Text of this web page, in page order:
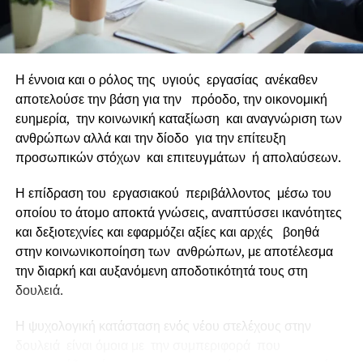
άτομα, τα οποία την κατέχουν και την μεταδίδουν.
Διασφάλιση γνώσης για την επιχείρηση σημαίνει πηγή
πλούτου και δύναμης, σημαίνει καλύτερη επικοινωνία,
Διαχείριση γνώσης σημαίνει συγκέντρωση πνευματικών
παγίων γνώσης και μεθόδων επικοινωνίας, με
αποτέλεσμα σωστή εκμετάλλευση τεχνογνωσίας και
τεχνολογίας, σχεδιασμό νέων προϊόντων, επιθετική
δημιουργικότητας, διασφάλιση καινοτόμου περιβάλλοντος
για τον πελάτη. Δεν είναι, όμως, καθόλου εύκολο σήμερα
για μια μικρομεσαία επιχείρηση να διαχειρίζεται με
επιτυχία όλα όσα αναφέρονται παραπάνω, με την όποια
υποδομή διαθέτει σε θέματα οργανωτικών και διοικητικών
λειτουργιών, τμημάτων πωλήσεων, μάρκετινγκ και
πληροφορικής, εάν και εφόσον αυτά είναι διακριτά και δεν
Η έννοια και ο ρόλος της υγιούς εργασίας ανέκαθεν
αποτελούσε την βάση για την πρόοδο, την οικονομική
ευημερία, την κοινωνική καταξίωση και αναγνώριση των
ανθρώπων αλλά και την δίοδο για την επίτευξη
προσωπικών στόχων και επιτευγμάτων ή απολαύσεων.
Η επίδραση του εργασιακού περιβάλλοντος μέσω του
οποίου το άτομο αποκτά γνώσεις, αναπτύσσει ικανότητες
και δεξιοτεχνίες και εφαρμόζει αξίες και αρχές βοηθά
στην κοινωνικοποίηση των ανθρώπων, με αποτέλεσμα
την διαρκή και αυξανόμενη αποδοτικότητά τους στη
δουλειά.
Η ψυχολογική κατάσταση ενός νέου στελέχους στην